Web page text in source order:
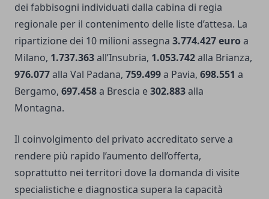
dei fabbisogni individuati dalla cabina di regia
regionale per il contenimento delle liste d’attesa. La
ripartizione dei 10 milioni assegna 3.774.427 euro a
Milano, 1.737.363all’Insubria, 1.053.742alla Brianza,
976.077alla Val Padana, 759.499a Pavia, 698.551 a
Bergamo, 697.458a Brescia e302.883alla
Montagna.
Il coinvolgimento del privato accreditato serve a
rendere più rapido l’aumento dell’offerta,
soprattutto nei territori dove la domanda di visite
specialistiche e diagnostica supera la capacità